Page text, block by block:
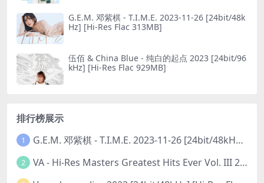
G.E.M. 邓紫棋 - T.I.M.E. 2023-11-26 [24bit/48k
Hz] [Hi-Res Flac 313MB]
伍佰 & China Blue - 纯白的起点 2023 [24bit/96
kHz] [Hi-Res Flac 929MB]
排行榜展示
1 G.E.M. 邓紫棋 - T.I.M.E. 2023-11-26 [24bit/48kHz] [Hi-Res Flac 313MB]
2 VA - Hi-Res Masters Greatest Hits Ever Vol. III 2023 [24Bit/192kHz] [Hi-Res Flac 10.5GB]